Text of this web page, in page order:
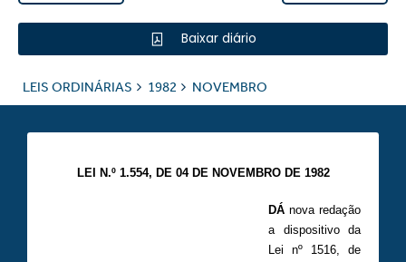
Baixar diário
LEIS ORDINÁRIAS 1982 NOVEMBRO
LEI N.º 1.554, DE 04 DE NOVEMBRO DE 1982
DÁnova redação
a dispositivo da
Lei nº 1516, de